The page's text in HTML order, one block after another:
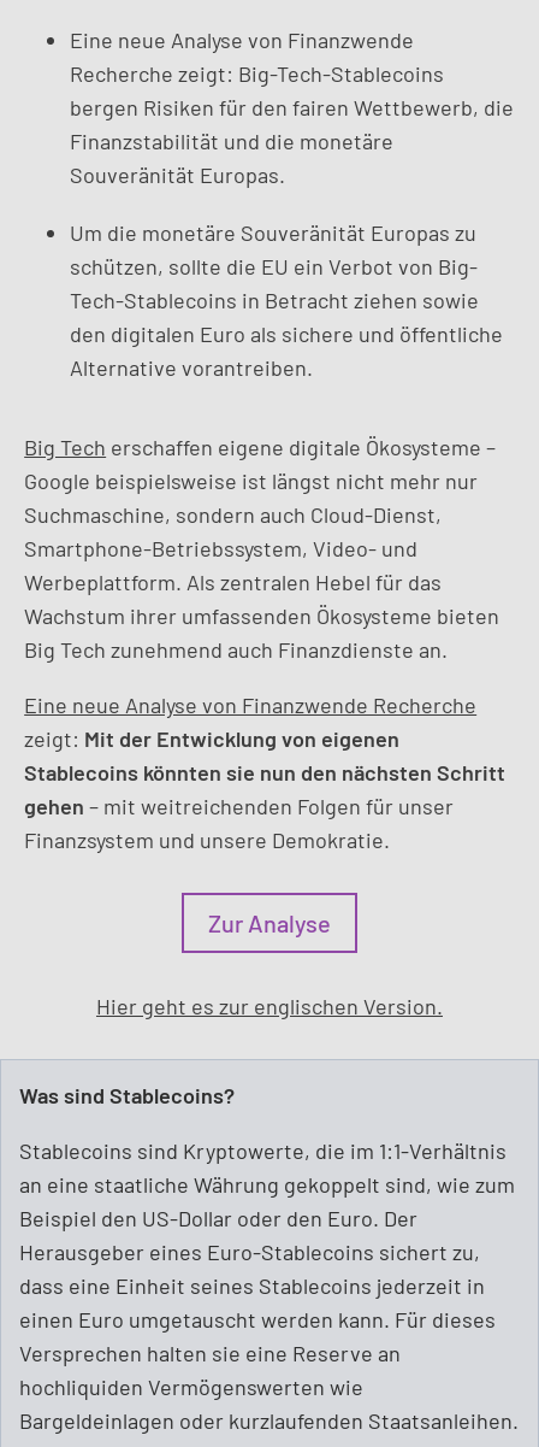
Eine neue Analyse von Finanzwende
Recherche zeigt: Big-Tech-Stablecoins
bergen Risiken für den fairen Wettbewerb, die
Finanzstabilität und die monetäre
Souveränität Europas.
Um die monetäre Souveränität Europas zu
schützen, sollte die EU ein Verbot von Big-
Tech-Stablecoins in Betracht ziehen sowie
den digitalen Euro als sichere und öffentliche
Alternative vorantreiben.
Big Tech erschaffen eigene digitale Ökosysteme –
Google beispielsweise ist längst nicht mehr nur
Suchmaschine, sondern auch Cloud-Dienst,
Smartphone-Betriebssystem, Video- und
Werbeplattform. Als zentralen Hebel für das
Wachstum ihrer umfassenden Ökosysteme bieten
Big Tech zunehmend auch Finanzdienste an.
Eine neue Analyse von Finanzwende Recherche
zeigt: Mit der Entwicklung von eigenen
Stablecoins könnten sie nun den nächsten Schritt
gehen – mit weitreichenden Folgen für unser
Finanzsystem und unsere Demokratie.
Zur Analyse
Hier geht es zur englischen Version.
Was sind Stablecoins?
Stablecoins sind Kryptowerte, die im 1:1-Verhältnis
an eine staatliche Währung gekoppelt sind, wie zum
Beispiel den US-Dollar oder den Euro. Der
Herausgeber eines Euro-Stablecoins sichert zu,
dass eine Einheit seines Stablecoins jederzeit in
einen Euro umgetauscht werden kann. Für dieses
Versprechen halten sie eine Reserve an
hochliquiden Vermögenswerten wie
Bargeldeinlagen oder kurzlaufenden Staatsanleihen.